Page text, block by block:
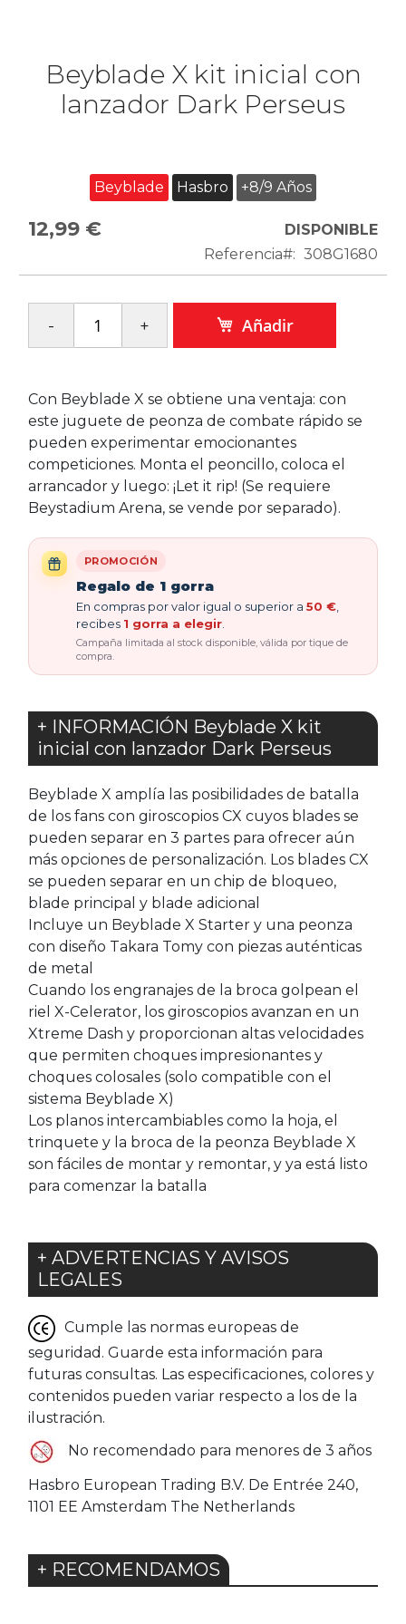
Beyblade X kit inicial con
lanzador Dark Perseus
Beyblade Hasbro +8/9 Años
12,99 €
DISPONIBLE
Referencia
308G1680
Añadir
Con Beyblade X se obtiene una ventaja: con
este juguete de peonza de combate rápido se
pueden experimentar emocionantes
competiciones. Monta el peoncillo, coloca el
arrancador y luego: ¡Let it rip! (Se requiere
Beystadium Arena, se vende por separado).
PROMOCIÓN
Regalo de 1 gorra
En compras por valor igual o superior a 50 €
recibes 1 gorra a elegir
Campaña limitada al stock disponible, válida por tique de
compra.
+ INFORMACIÓN Beyblade X kit
inicial con lanzador Dark Perseus
Beyblade X amplía las posibilidades de batalla
de los fans con giroscopios CX cuyos blades se
pueden separar en 3 partes para ofrecer aún
más opciones de personalización. Los blades CX
se pueden separar en un chip de bloqueo,
blade principal y blade adicional
Incluye un Beyblade X Starter y una peonza
con diseño Takara Tomy con piezas auténticas
de metal
Cuando los engranajes de la broca golpean el
riel X-Celerator, los giroscopios avanzan en un
Xtreme Dash y proporcionan altas velocidades
que permiten choques impresionantes y
choques colosales (solo compatible con el
sistema Beyblade X)
Los planos intercambiables como la hoja, el
trinquete y la broca de la peonza Beyblade X
son fáciles de montar y remontar, y ya está listo
para comenzar la batalla
+ ADVERTENCIAS Y AVISOS
LEGALES
Cumple las normas europeas de
seguridad. Guarde esta información para
futuras consultas. Las especificaciones, colores y
contenidos pueden variar respecto a los de la
ilustración.
No recomendado para menores de 3 años
Hasbro European Trading B.V. De Entrée 240,
1101 EE Amsterdam The Netherlands
+ RECOMENDAMOS